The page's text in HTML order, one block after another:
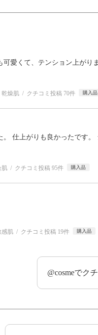
可愛くて、テンション上がり
乾燥肌 クチコミ投稿 70件 購入品
。 仕上がりも良かったです
肌 クチコミ投稿 95件 購入品
感肌 クチコミ投稿 19件 購入品
@cosmeでク